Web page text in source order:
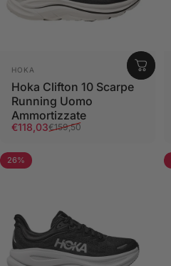
Fornitore:
HOKA
Hoka Clifton 10 Scarpe
Running Uomo
Ammortizzate
Prezzo scontato
€118,03
Prezzo di listino
€159,50
26%